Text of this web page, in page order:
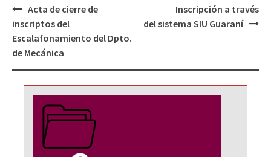
Navegación
de
entradas
Acta de cierre de
inscriptos del
Escalafonamiento del Dpto.
de Mecánica
Inscripción a través
del sistema SIU Guaraní